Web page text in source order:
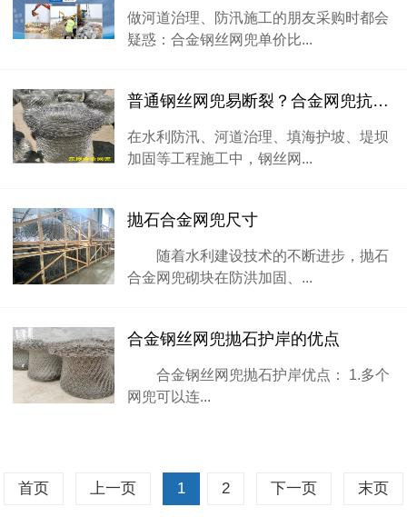
做河道治理、防汛施工的朋友采购时都会
疑惑：合金钢丝网兜单价比...
普通钢丝网兜易断裂？合金网兜抗拉耐磨，防汛抛石反复用不坏
在水利防汛、河道治理、填海护坡、堤坝
加固等工程施工中，钢丝网...
抛石合金网兜尺寸
随着水利建设技术的不断进步，抛石
合金网兜砌块在防洪加固、...
合金钢丝网兜抛石护岸的优点
合金钢丝网兜抛石护岸优点： 1.多个
网兜可以连...
首页 上一页 1 2 下一页 末页